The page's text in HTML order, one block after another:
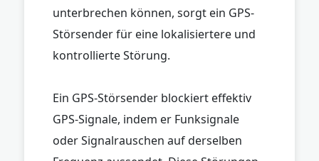
unterbrechen können, sorgt ein GPS-
Störsender für eine lokalisiertere und
kontrollierte Störung.
Ein GPS-Störsender blockiert effektiv
GPS-Signale, indem er Funksignale
oder Signalrauschen auf derselben